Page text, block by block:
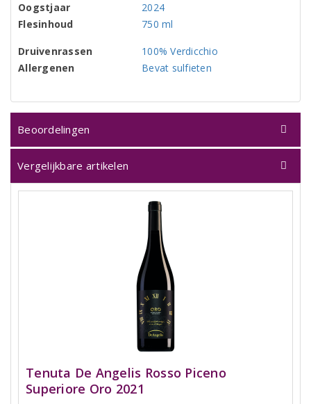
Oogstjaar
2024
Flesinhoud
750 ml
Druivenrassen
100% Verdicchio
Allergenen
Bevat sulfieten
Beoordelingen
Vergelijkbare artikelen
Tenuta De Angelis Rosso Piceno
Superiore Oro 2021